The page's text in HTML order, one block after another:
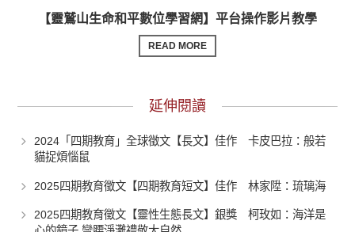
【靈鷲山生命和平數位學習網】平台操作影片教學
READ MORE
延伸閱讀
2024「四期教育」全球徵文【長文】佳作 卡皮巴拉：般若
貓捉煩惱鼠
2025四期教育徵文【四期教育短文】佳作 林家陞：琉璃海
2025四期教育徵文【靈性生態長文】銀獎 柯玫如：海洋是